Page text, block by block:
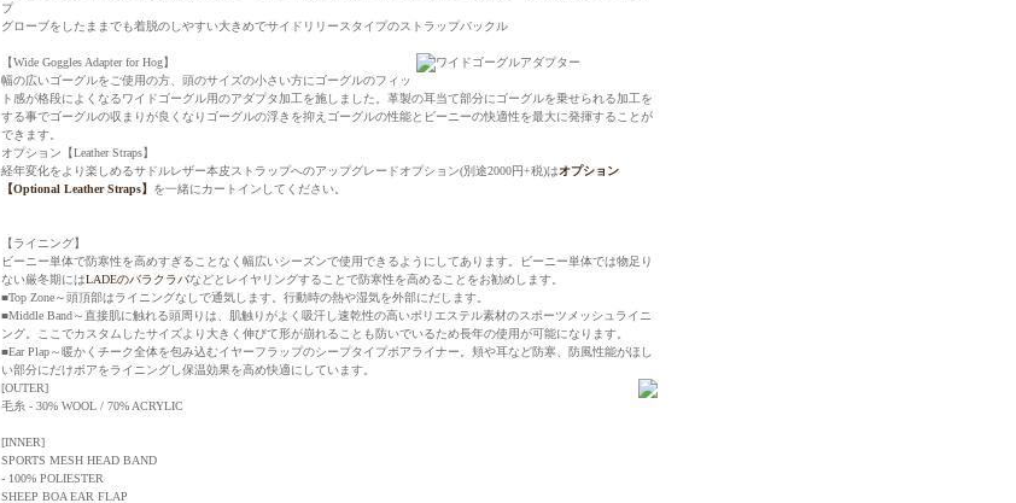
プ
グローブをしたままでも着脱のしやすい大きめでサイドリリースタイプのストラップバックル
【Wide Goggles Adapter for Hog】
幅の広いゴーグルをご使用の方、頭のサイズの小さい方にゴーグルのフィッ
ト感が格段によくなるワイドゴーグル用のアダプタ加工を施しました。革製の耳当て部分にゴーグルを乗せられる加工を
する事でゴーグルの収まりが良くなりゴーグルの浮きを抑えゴーグルの性能とビーニーの快適性を最大に発揮することが
できます。
オプション【Leather Straps】
経年変化をより楽しめるサドルレザー本皮ストラップへのアップグレードオプション(別途2000円+税)はオプション
【Optional Leather Straps】 を一緒にカートインしてください。
【ライニング】
ビーニー単体で防寒性を高めすぎることなく幅広いシーズンで使用できるようにしてあります。ビーニー単体では物足り
ない厳冬期にはLADEのバラクラバなどとレイヤリングすることで防寒性を高めることをお勧めします。
■Top Zone～頭頂部はライニングなしで通気します。行動時の熱や湿気を外部にだします。
■Middle Band～直接肌に触れる頭周りは、肌触りがよく吸汗し速乾性の高いポリエステル素材のスポーツメッシュライニ
ング。ここでカスタムしたサイズより大きく伸びて形が崩れることも防いでいるため長年の使用が可能になります。
■Ear Plap～暖かくチーク全体を包み込むイヤーフラップのシープタイプボアライナー。頬や耳など防寒、防風性能がほし
い部分にだけボアをライニングし保温効果を高め快適にしています。
[OUTER]
毛糸 - 30% WOOL / 70% ACRYLIC
[INNER]
SPORTS MESH HEAD BAND
- 100% POLIESTER
SHEEP BOA EAR FLAP